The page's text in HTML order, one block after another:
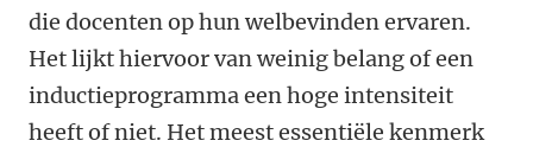
die docenten op hun welbevinden ervaren.
Het lijkt hiervoor van weinig belang of een
inductieprogramma een hoge intensiteit
heeft of niet. Het meest essentiële kenmerk